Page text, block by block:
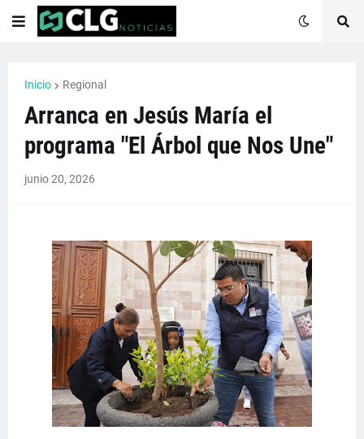
Inicio Regional
Arranca en Jesús María el
programa "El Árbol que Nos Une"
junio 20, 2026